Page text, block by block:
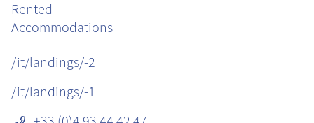
Rented
Accommodations
/it/landings/-2
/it/landings/-1